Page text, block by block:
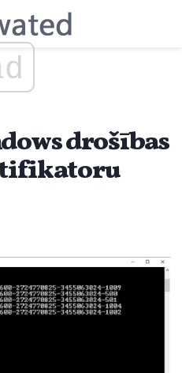
drošības